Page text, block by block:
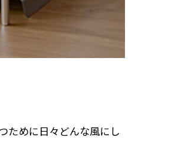
ために日々どんな風にし